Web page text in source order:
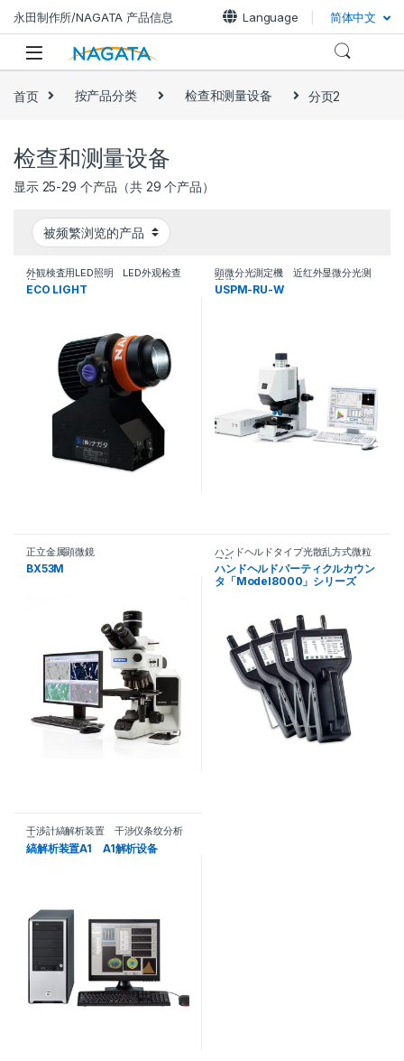
Skip to navigation
Skip to content
永田制作所/NAGATA 产品信息 Language 简体中文
首页 按产品分类 检查和测量设备 分页2
检查和测量设备
显示 25-29 个产品（共 29 个产品）
外観検査用LED照明 LED外观检查
灯
ECO LIGHT
顕微分光測定機 近红外显微分光测
定仪
USPM-RU-W
正立金属顕微鏡
BX53M
ハンドヘルドタイプ光散乱方式微粒
子計
ハンドヘルドパーティクルカウン
タ「Model8000」シリーズ
干渉計縞解析装置 干涉仪条纹分析
器
縞解析装置A1 A1解析设备